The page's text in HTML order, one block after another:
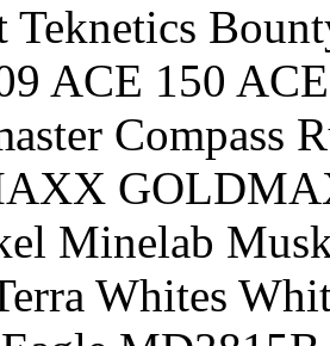
Teknetics
ACE 150
Compass
Minelab
Whites